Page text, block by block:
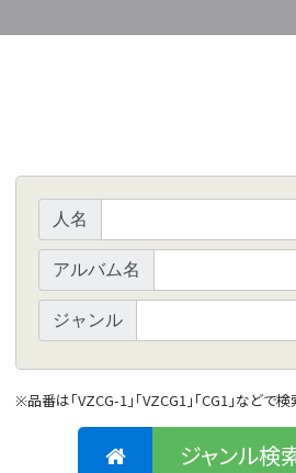
人名
アルバム名
ジャンル
※品番は「VZCG-1」「VZCG1」「CG1」などで検
ジャンル検